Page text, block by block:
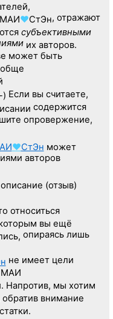
МАИ♥СтЭн, отражают
субъективными
их авторов.
может быть
) Если вы считаете,
содержится
опровержение,
♥СтЭн может
авторов
(отзыв)
относиться
вы ещё
опираясь лишь
не имеет цели
МАИ
Напротив, мы хотим
внимание